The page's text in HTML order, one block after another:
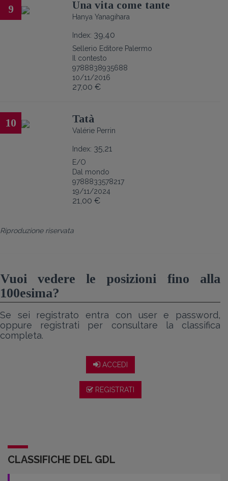
9 Una vita come tante
Hanya Yanagihara
Index: 39,40
Sellerio Editore Palermo
Il contesto
9788838935688
10/11/2016
27,00 €
10 Tatà
Valérie Perrin
Index: 35,21
E/O
Dal mondo
9788833578217
19/11/2024
21,00 €
Riproduzione riservata
Vuoi vedere le posizioni fino alla
100esima?
Se sei registrato entra con user e password,
oppure registrati per consultare la classifica
completa.
ACCEDI
REGISTRATI
CLASSIFICHE DEL GDL